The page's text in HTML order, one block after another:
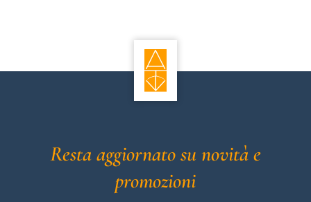
Resta aggiornato su novità e
promozioni